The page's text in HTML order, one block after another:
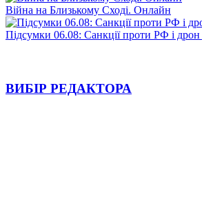
Війна на Близькому Сході. Онлайн
Підсумки 06.08: Санкції проти РФ і
ВИБІР РЕДАКТОРА